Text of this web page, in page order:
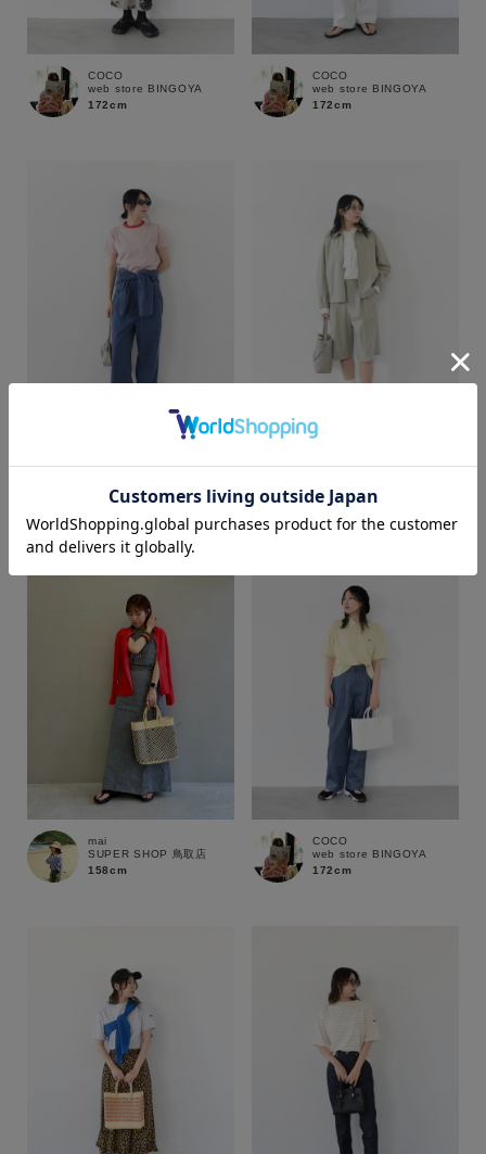
通常商品 予約商品
セール価格 WEB限定
在庫
在庫あり 在庫なし含む
COCO
web store BINGOYA
172cm
COCO
web store BINGOYA
172cm
172cm
172cm
mai
SUPER SHOP 鳥取店
158cm
COCO
web store BINGOYA
172cm